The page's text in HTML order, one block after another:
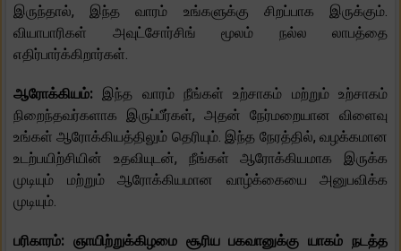
இருந்தால், இந்த வாரம் உங்களுக்கு சிறப்பாக இருக்கும்.
வியாபாரிகள் அவுட்சோர்சிங் மூலம் நல்ல லாபத்தை
எதிர்பார்க்கிறார்கள்.
ஆரோக்கியம்:இந்த வாரம் நீங்கள் உற்சாகம் மற்றும் உற்சாகம்
நிறைந்தவர்களாக இருப்பீர்கள், அதன் நேர்மறையான விளைவு
உங்கள் ஆரோக்கியத்திலும் தெரியும். இந்த நேரத்தில், வழக்கமான
உடற்பயிற்சியின் உதவியுடன், நீங்கள் ஆரோக்கியமாக இருக்க
முடியும் மற்றும் ஆரோக்கியமான வாழ்க்கையை அனுபவிக்க
முடியும்.
பரிகாரம்: ஞாயிற்றுக்கிழமை சூரிய பகவானுக்கு யாகம் நடத்த